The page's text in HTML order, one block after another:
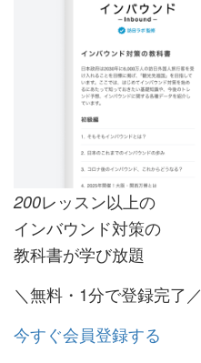
200レッスン以上の
インバウンド対策の
教科書が学び放題
＼無料・1分で登録完了／
今すぐ会員登録する